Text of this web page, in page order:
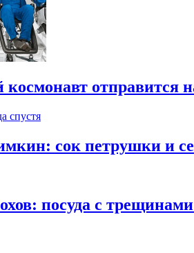
космонавт
спустя
сок петрушки и
посуда с